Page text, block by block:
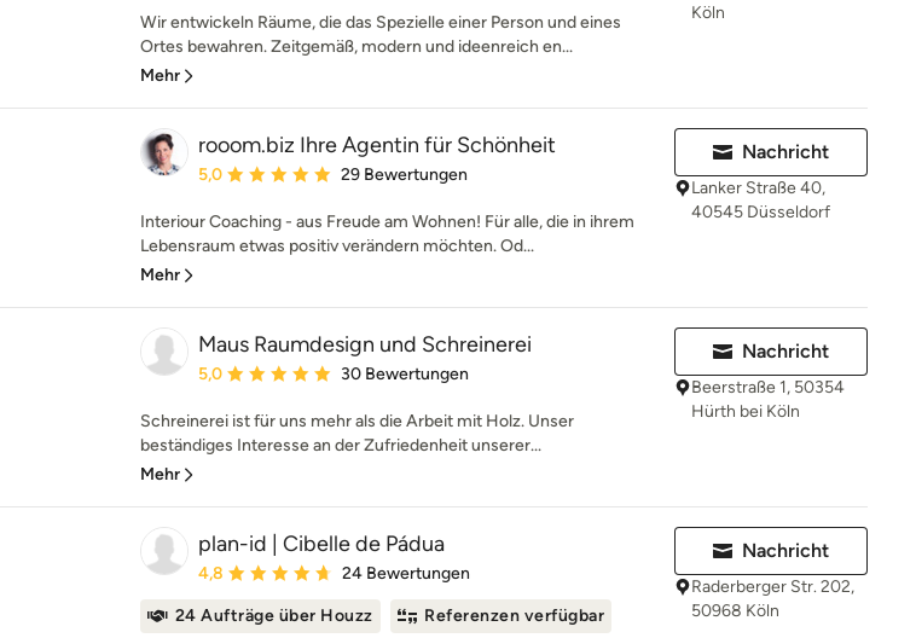
Wir entwickeln Räume, die das Spezielle einer Person und eines
Ortes bewahren. Zeitgemäß, modern und ideenreich en...
Mehr
Köln
rooom.biz Ihre Agentin für Schönheit
Durchschnittliche Bewertung: 5 von 5 Sternen
5,0 29 Bewertungen
Interiour Coaching - aus Freude am Wohnen! Für alle, die in ihrem
Lebensraum etwas positiv verändern möchten. Od...
Mehr
Nachricht
Lanker Straße 40,
40545 Düsseldorf
Maus Raumdesign und Schreinerei
Durchschnittliche Bewertung: 5 von 5 Sternen
5,0 30 Bewertungen
Schreinerei ist für uns mehr als die Arbeit mit Holz. Unser
beständiges Interesse an der Zufriedenheit unserer...
Mehr
Nachricht
Beerstraße 1, 50354
Hürth bei Köln
plan-id | Cibelle de Pádua
Durchschnittliche Bewertung: 4.8 von 5 Sternen
4,8 24 Bewertungen
24 Aufträge über Houzz Referenzen verfügbar
Nachricht
Raderberger Str. 202,
50968 Köln